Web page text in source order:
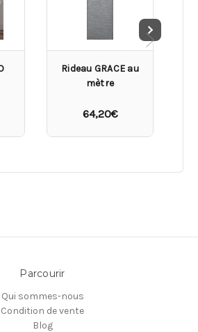
Rideau GRACE au
mètre
64,20€
Parcourir
Qui sommes-nous
Condition de vente
Blog